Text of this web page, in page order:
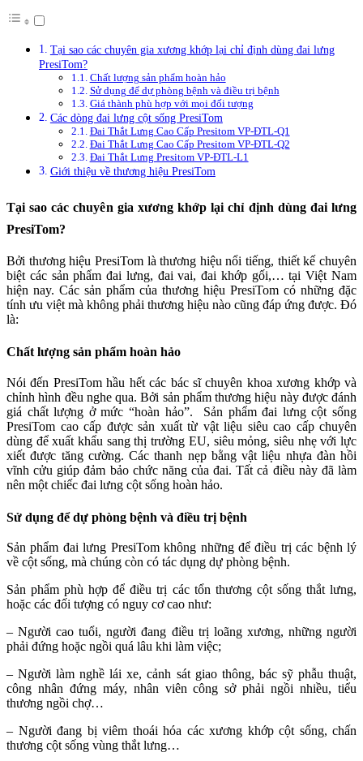
Tại sao các chuyên gia xương khớp lại chỉ định dùng đai lưng
PresiTom?
Chất lượng sản phẩm hoàn hảo
Sử dụng để dự phòng bệnh và điều trị bệnh
Giá thành phù hợp với mọi đối tượng
Các dòng đai lưng cột sống PresiTom
Đai Thắt Lưng Cao Cấp Presitom VP-ĐTL-Q1
Đai Thắt Lưng Cao Cấp Presitom VP-ĐTL-Q2
Đai Thắt Lưng Presitom VP-ĐTL-L1
Giới thiệu về thương hiệu PresiTom
Tại sao các chuyên gia xương khớp lại chỉ định dùng đai lưng
PresiTom?
Bởi thương hiệu PresiTom là thương hiệu nổi tiếng, thiết kế chuyên
biệt các sản phẩm đai lưng, đai vai, đai khớp gối,… tại Việt Nam
hiện nay. Các sản phẩm của thương hiệu PresiTom có những đặc
tính ưu việt mà không phải thương hiệu nào cũng đáp ứng được. Đó
là:
Chất lượng sản phẩm hoàn hảo
Nói đến PresiTom hầu hết các bác sĩ chuyên khoa xương khớp và
chỉnh hình đều nghe qua. Bởi sản phẩm thương hiệu này được đánh
giá chất lượng ở mức “hoàn hảo”. Sản phẩm đai lưng cột sống
PresiTom cao cấp được sản xuất từ vật liệu siêu cao cấp chuyên
dùng để xuất khẩu sang thị trường EU, siêu mỏng, siêu nhẹ với lực
xiết được tăng cường. Các thanh nẹp bằng vật liệu nhựa đàn hồi
vĩnh cửu giúp đảm bảo chức năng của đai. Tất cả điều này đã làm
nên một chiếc đai lưng cột sống hoàn hảo.
Sử dụng để dự phòng bệnh và điều trị bệnh
Sản phẩm đai lưng PresiTom không những để điều trị các bệnh lý
về cột sống, mà chúng còn có tác dụng dự phòng bệnh.
Sản phẩm phù hợp để điều trị các tổn thương cột sống thắt lưng,
hoặc các đối tượng có nguy cơ cao như:
– Người cao tuổi, người đang điều trị loãng xương, những người
phải đứng hoặc ngồi quá lâu khi làm việc;
– Người làm nghề lái xe, cảnh sát giao thông, bác sỹ phẫu thuật,
công nhân đứng máy, nhân viên công sở phải ngồi nhiều, tiểu
thương ngồi chợ…
– Người đang bị viêm thoái hóa các xương khớp cột sống, chấn
thương cột sống vùng thắt lưng…